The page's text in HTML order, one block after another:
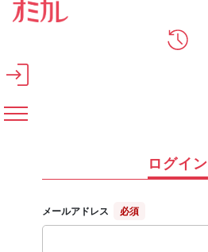
メインコンテンツへスキップ
ログイン
メールアドレス 必須